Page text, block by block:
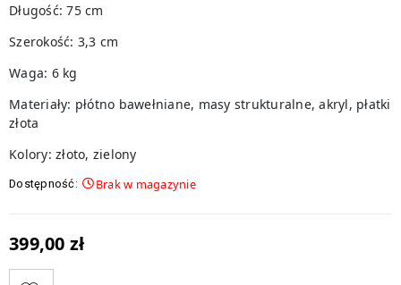
Długość: 75 cm
Szerokość: 3,3 cm
Waga: 6 kg
Materiały: płótno bawełniane, masy strukturalne, akryl, płatki
złota
Kolory: złoto, zielony
Dostępność: Brak w magazynie
399,00 zł